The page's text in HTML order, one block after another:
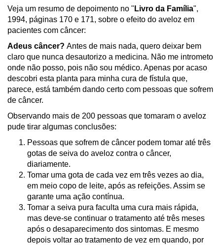
Veja um resumo de depoimento no " Livro da Família",
1994, páginas 170 e 171, sobre o efeito do aveloz em
pacientes com câncer:
Adeus câncer? Antes de mais nada, quero deixar bem
claro que nunca desautorizo a medicina. Não me intrometo
onde não posso, pois não sou médico. Apenas por acaso
descobri esta planta para minha cura de fístula que,
parece, está também dando certo com pessoas que sofrem
de câncer.
Observando mais de 200 pessoas que tomaram o aveloz
pude tirar algumas conclusões:
Pessoas que sofrem de câncer podem tomar até três
gotas de seiva do aveloz contra o câncer,
diariamente.
Tomar uma gota de cada vez em três vezes ao dia,
em meio copo de leite, após as refeições. Assim se
garante uma ação contínua.
Tomar a seiva pura faculta uma cura mais rápida,
mas deve-se continuar o tratamento até três meses
após o desaparecimento dos sintomas. E mesmo
depois voltar ao tratamento de vez em quando, por